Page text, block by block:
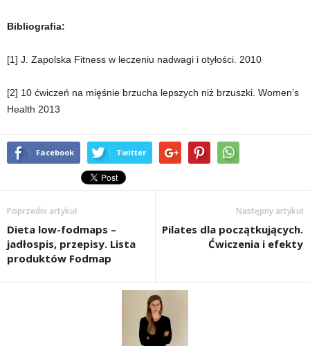
Bibliografia:
[1] J. Zapolska Fitness w leczeniu nadwagi i otyłości. 2010
[2] 10 ćwiczeń na mięśnie brzucha lepszych niż brzuszki. Women’s
Health 2013
Facebook Twitter
Poprzedni artykuł
Dieta low-fodmaps –
jadłospis, przepisy. Lista
produktów Fodmap
Następny artykuł
Pilates dla początkujących.
Ćwiczenia i efekty